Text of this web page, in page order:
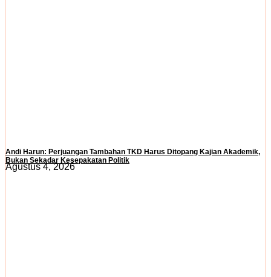
Andi Harun: Perjuangan Tambahan TKD Harus Ditopang Kajian Akademik,
Bukan Sekadar Kesepakatan Politik
Agustus 4, 2026